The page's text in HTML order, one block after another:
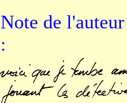
Note de l'auteur
: